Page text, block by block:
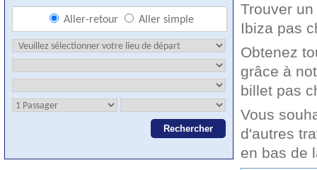
Trouver
Ibiza pas
Obtenez
grâce à
billet pas
Vous
d'autres
en bas de